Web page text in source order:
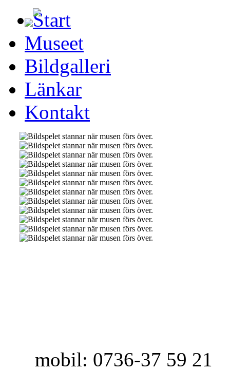
Start
Museet
Bildgalleri
Länkar
Kontakt
mobil: 0736-37 59 21